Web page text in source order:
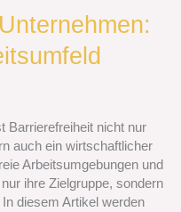
Barrierefreiheit nicht nur
auch ein wirtschaftlicher
Arbeitsumgebungen und
ihre Zielgruppe, sondern
diesem Artikel werden